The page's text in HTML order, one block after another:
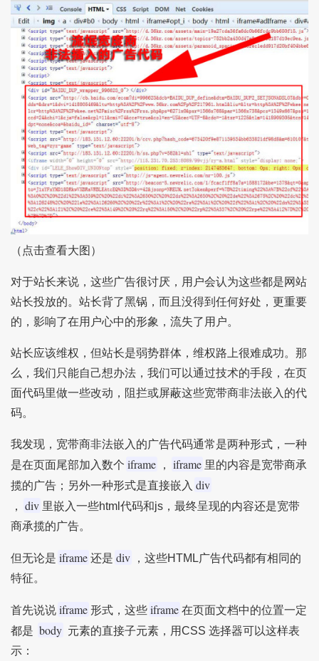
（点击查看大图）
对于站长来说，这些广告很讨厌，用户会认为这些都是网站
站长投放的。站长背了黑锅，而且没得到任何好处，更重要
的，影响了在用户心中的形象，流失了用户。
站长应该维权，但站长是弱势群体，维权路上很难成功。那
么，我们只能自己想办法，我们可以通过技术的手段，在页
面代码里做一些改动，阻拦或屏蔽这些宽带商非法嵌入的代
码。
我发现，宽带商非法嵌入的广告代码通常是两种形式，一种
是在页面尾部加入数个 iframe ， iframe 里的内容是宽带商承
揽的广告；另外一种形式是直接嵌入 div
， div 里嵌入一些html代码和js，最终呈现的内容还是宽带
商承揽的广告。
但无论是 iframe 还是 div
，这些HTML广告代码都有相同的
特征。
首先说说 iframe 形式，这些 iframe 在页面文档中的位置一定
都是 body 元素的直接子元素，用CSS 选择器可以这样表
示：